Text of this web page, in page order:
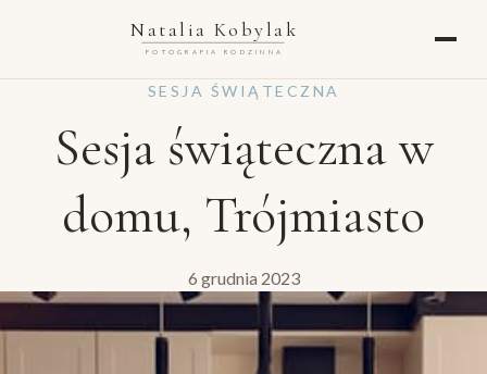
Natalia Kobylak
FOTOGRAFIA RODZINNA
SESJA ŚWIĄTECZNA
Sesja świąteczna w
domu, Trójmiasto
6 grudnia 2023